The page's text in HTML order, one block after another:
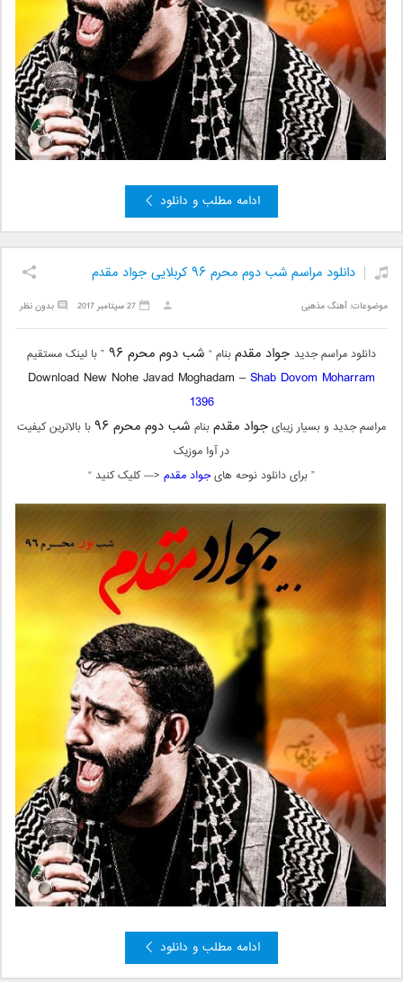
ادامه مطلب و دانلود
دانلود مراسم شب دوم محرم ۹۶ کربلایی جواد مقدم
موضوعات:آهنگ مذهبی بدون نظر 27 سپتامبر 2017
دانلود مراسم جدید جواد مقدمبنام “ شب دوم محرم ۹۶ ” با لینک مستقیم
Download New Nohe Javad Moghadam –Shab Dovom Moharram
1396
مراسم جدید و بسیار زیبایجواد مقدمبنام شب دوم محرم ۹۶
با بالاترین کیفیت
در آوا موزیک
” برای دانلود نوحه هایجواد مقدم <— کلیک کنید “
ادامه مطلب و دانلود